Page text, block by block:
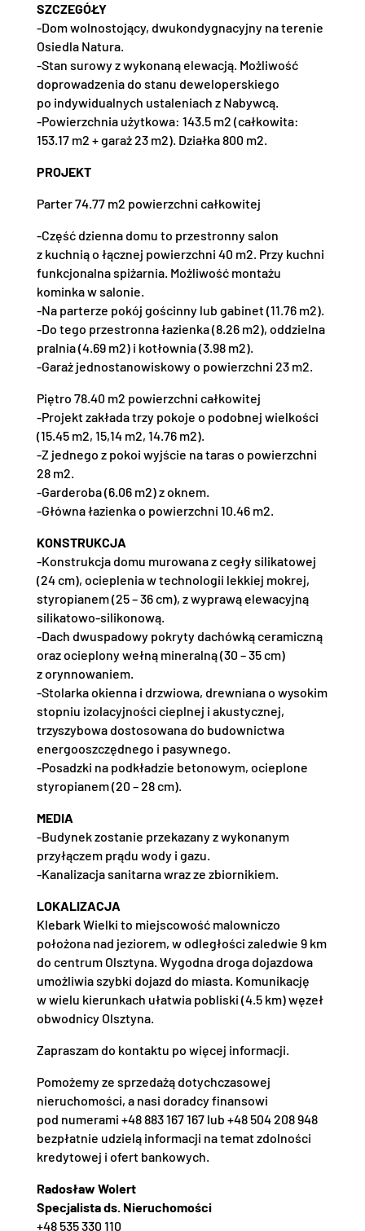
SZCZEGÓŁY
-Dom wolnostojący, dwukondygnacyjny na terenie
Osiedla Natura.
-Stan surowy z wykonaną elewacją. Możliwość
doprowadzenia do stanu deweloperskiego
po indywidualnych ustaleniach z Nabywcą.
-Powierzchnia użytkowa: 143.5 m2 (całkowita:
153.17 m2 + garaż 23 m2). Działka 800 m2.
PROJEKT
Parter 74.77 m2 powierzchni całkowitej
-Część dzienna domu to przestronny salon
z kuchnią o łącznej powierzchni 40 m2. Przy kuchni
funkcjonalna spiżarnia. Możliwość montażu
kominka w salonie.
-Na parterze pokój gościnny lub gabinet (11.76 m2).
-Do tego przestronna łazienka (8.26 m2), oddzielna
pralnia (4.69 m2) i kotłownia (3.98 m2).
-Garaż jednostanowiskowy o powierzchni 23 m2.
Piętro 78.40 m2 powierzchni całkowitej
-Projekt zakłada trzy pokoje o podobnej wielkości
(15.45 m2, 15,14 m2, 14.76 m2).
-Z jednego z pokoi wyjście na taras o powierzchni
28 m2.
-Garderoba (6.06 m2) z oknem.
-Główna łazienka o powierzchni 10.46 m2.
KONSTRUKCJA
-Konstrukcja domu murowana z cegły silikatowej
(24 cm), ocieplenia w technologii lekkiej mokrej,
styropianem (25 – 36 cm), z wyprawą elewacyjną
silikatowo-silikonową.
-Dach dwuspadowy pokryty dachówką ceramiczną
oraz ocieplony wełną mineralną (30 – 35 cm)
z orynnowaniem.
-Stolarka okienna i drzwiowa, drewniana o wysokim
stopniu izolacyjności cieplnej i akustycznej,
trzyszybowa dostosowana do budownictwa
energooszczędnego i pasywnego.
-Posadzki na podkładzie betonowym, ocieplone
styropianem (20 – 28 cm).
MEDIA
-Budynek zostanie przekazany z wykonanym
przyłączem prądu wody i gazu.
-Kanalizacja sanitarna wraz ze zbiornikiem.
LOKALIZACJA
Klebark Wielki to miejscowość malowniczo
położona nad jeziorem, w odległości zaledwie 9 km
do centrum Olsztyna. Wygodna droga dojazdowa
umożliwia szybki dojazd do miasta. Komunikację
w wielu kierunkach ułatwia pobliski (4.5 km) węzeł
obwodnicy Olsztyna.
Zapraszam do kontaktu po więcej informacji.
Pomożemy ze sprzedażą dotychczasowej
nieruchomości, a nasi doradcy finansowi
pod numerami +48 883 167 167 lub +48 504 208 948
bezpłatnie udzielą informacji na temat zdolności
kredytowej i ofert bankowych.
Radosław Wolert
Specjalista ds. Nieruchomości
+48 535 330 110